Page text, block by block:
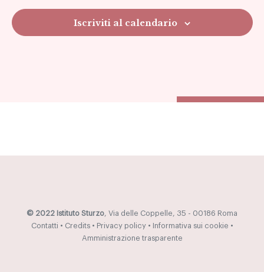
Iscriviti al calendario
© 2022 Istituto Sturzo, Via delle Coppelle, 35 - 00186 Roma
Contatti • Credits• Privacy policy• Informativa sui cookie •
Amministrazione trasparente